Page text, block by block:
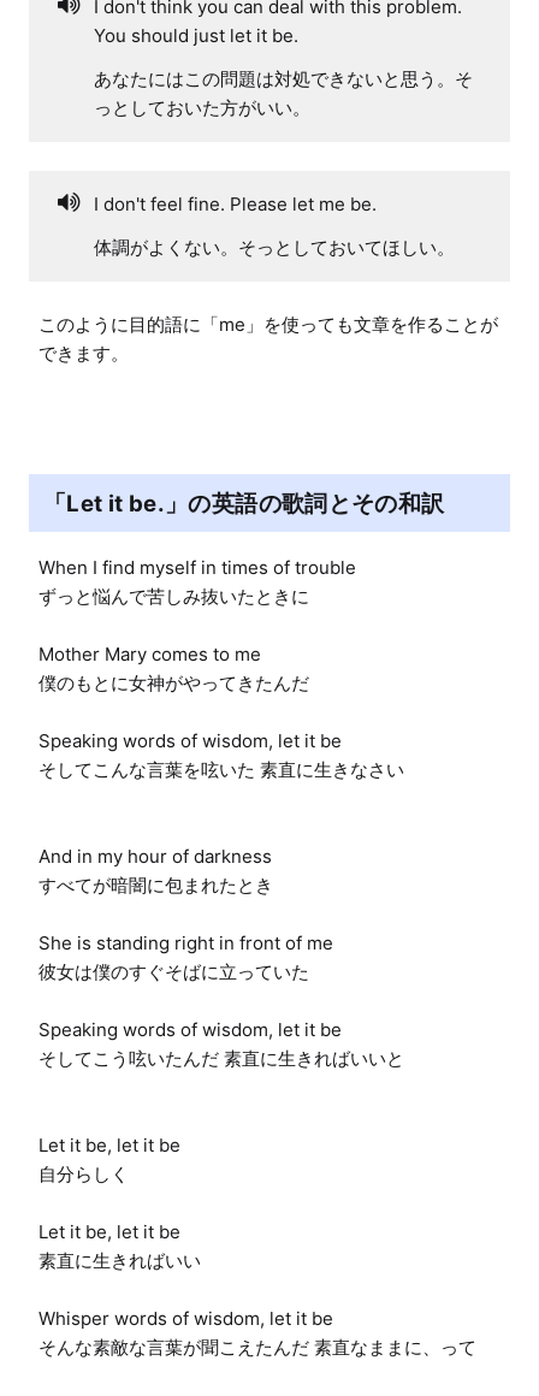
I don't think you can deal with this problem.
You should just let it be.
あなたにはこの問題は対処できないと思う。そ
っとしておいた方がいい。
I don't feel fine. Please let me be.
体調がよくない。そっとしておいてほしい。
このように目的語に「me」を使っても文章を作ることが
できます。
「Let it be.」の英語の歌詞とその和訳
When I find myself in times of trouble
ずっと悩んで苦しみ抜いたときに
Mother Mary comes to me
僕のもとに女神がやってきたんだ
Speaking words of wisdom, let it be
そしてこんな言葉を呟いた 素直に生きなさい
And in my hour of darkness
すべてが暗闇に包まれたとき
She is standing right in front of me
彼女は僕のすぐそばに立っていた
Speaking words of wisdom, let it be
そしてこう呟いたんだ 素直に生きればいいと
Let it be, let it be
自分らしく
Let it be, let it be
素直に生きればいい
Whisper words of wisdom, let it be
そんな素敵な言葉が聞こえたんだ 素直なままに、って